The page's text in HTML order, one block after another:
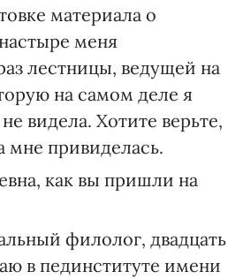
материала о
меня
лестницы, ведущей на
на самом деле я
видела. Хотите верьте,
мне привиделась.
как вы пришли на
филолог, двадцать
в пединституте имени